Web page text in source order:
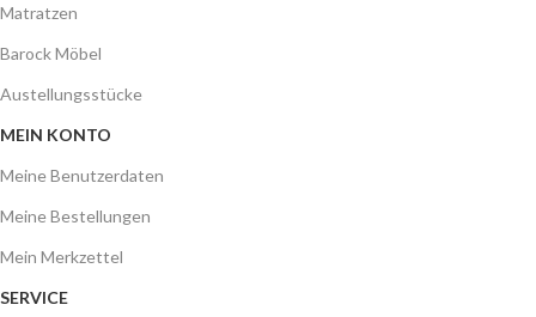
Matratzen
Barock Möbel
Austellungsstücke
MEIN KONTO
Meine Benutzerdaten
Meine Bestellungen
Mein Merkzettel
SERVICE